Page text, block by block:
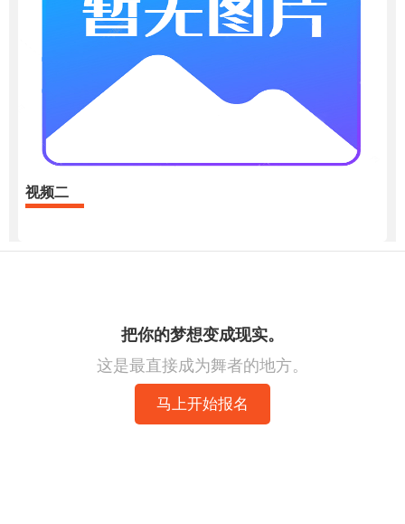
视频二
把你的梦想变成现实。
这是最直接成为舞者的地方。
马上开始报名